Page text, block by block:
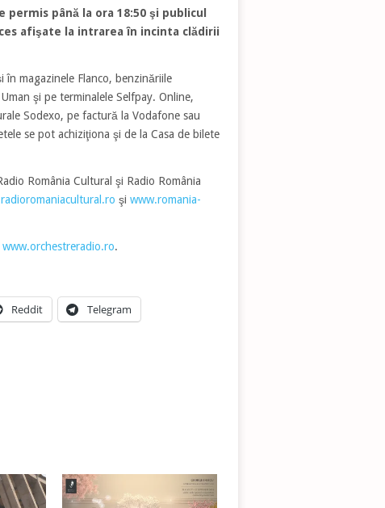
permis până la ora 18:50 şi publicul
afişate la intrarea în incinta clădirii
în magazinele Flanco, benzinăriile
şi pe terminalele Selfpay. Online,
Sodexo, pe factură la Vodafone sau
se pot achiziţiona şi de la Casa de bilete
România Cultural şi Radio România
şi www.romania-
www.orchestreradio.ro.
Reddit Telegram